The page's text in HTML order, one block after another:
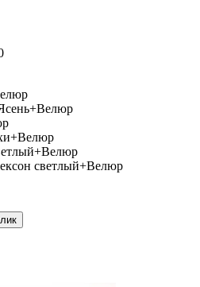
светлый+Велюр